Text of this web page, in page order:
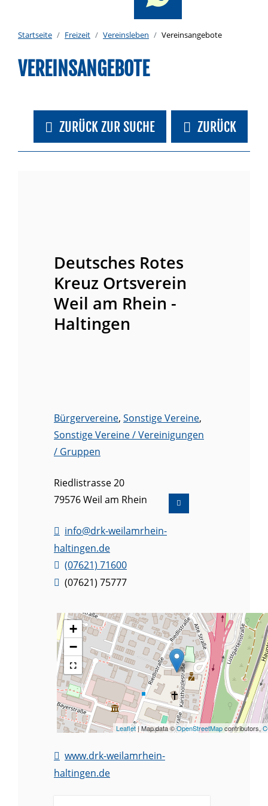
Startseite Freizeit Vereinsleben Vereinsangebote
VEREINSANGEBOTE
ZURÜCK ZUR SUCHE ZURÜCK
Deutsches Rotes
Kreuz Ortsverein
Weil am Rhein -
Haltingen
+
−
Leaflet| Map data ©OpenStreetMapcontributors,
Riedlistrasse 20
79576Weil am Rhein
info@drk-weilamrhein-
haltingen.de
(07621) 71600
(07621) 75777
www.drk-weilamrhein-
haltingen.de
Bürgervereine, Sonstige Vereine,
Sonstige Vereine / Vereinigungen
/ Gruppen